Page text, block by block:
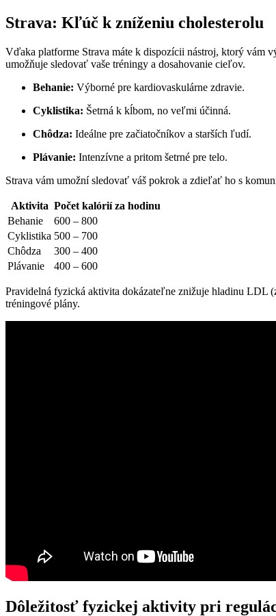
Strava: Kľúč k zníženiu cholesterolu
Vďaka platforme Strava máte k dispozícii nástroj, ktorý vám
umožňuje sledovať vaše tréningy a dosahovanie cieľov.
Behanie: Výborné pre kardiovaskulárne zdravie.
Cyklistika: Šetrná k kĺbom, no veľmi účinná.
Chôdza: Ideálne pre začiatočníkov a starších ľudí.
Plávanie: Intenzívne a pritom šetrné pre telo.
Strava vám umožní sledovať váš pokrok a zdieľať ho s
Aktivita Počet kalórií za hodinu
Behanie
600 – 800
Cyklistika 500 – 700
Chôdza
300 – 400
Plávanie
400 – 600
Pravidelná fyzická aktivita dokázateľne znižuje hladinu LDL
tréningové plány.
Dôležitosť fyzickej aktivity pri